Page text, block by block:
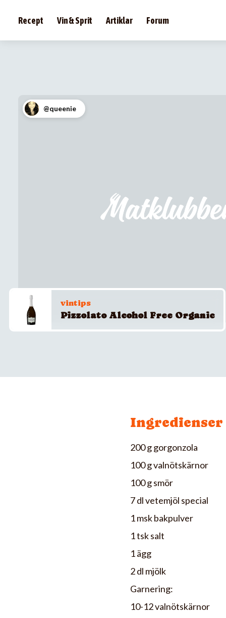
Recept Vin & Sprit Artiklar Forum
@queenie
vintips
Pizzolato Alcohol Free Organic
Ingredienser
200 g gorgonzola
100 g valnötskärnor
100 g smör
7 dl vetemjöl special
1 msk bakpulver
1 tsk salt
1 ägg
2 dl mjölk
Garnering:
10-12 valnötskärnor